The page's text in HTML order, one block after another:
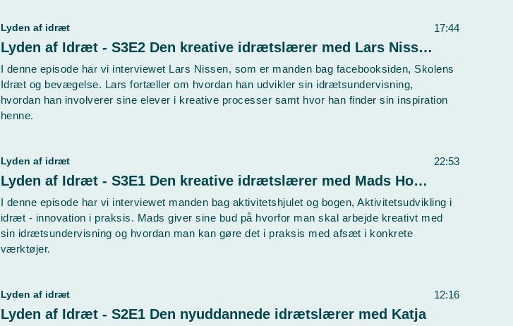
17:44
Lyden af idræt
Lyden af Idræt - S3E2 Den kreative idrætslærer med Lars Nissen
I denne episode har vi interviewet Lars Nissen, som er manden bag facebooksiden, Skolens
Idræt og bevægelse. Lars fortæller om hvordan han udvikler sin idrætsundervisning,
hvordan han involverer sine elever i kreative processer samt hvor han finder sin inspiration
henne.
22:53
Lyden af idræt
Lyden af Idræt - S3E1 Den kreative idrætslærer med Mads Hovgaard
I denne episode har vi interviewet manden bag aktivitetshjulet og bogen, Aktivitetsudvikling i
idræt - innovation i praksis. Mads giver sine bud på hvorfor man skal arbejde kreativt med
sin idrætsundervisning og hvordan man kan gøre det i praksis med afsæt i konkrete
værktøjer.
12:16
Lyden af idræt
Lyden af Idræt - S2E1 Den nyuddannede idrætslærer med Katja